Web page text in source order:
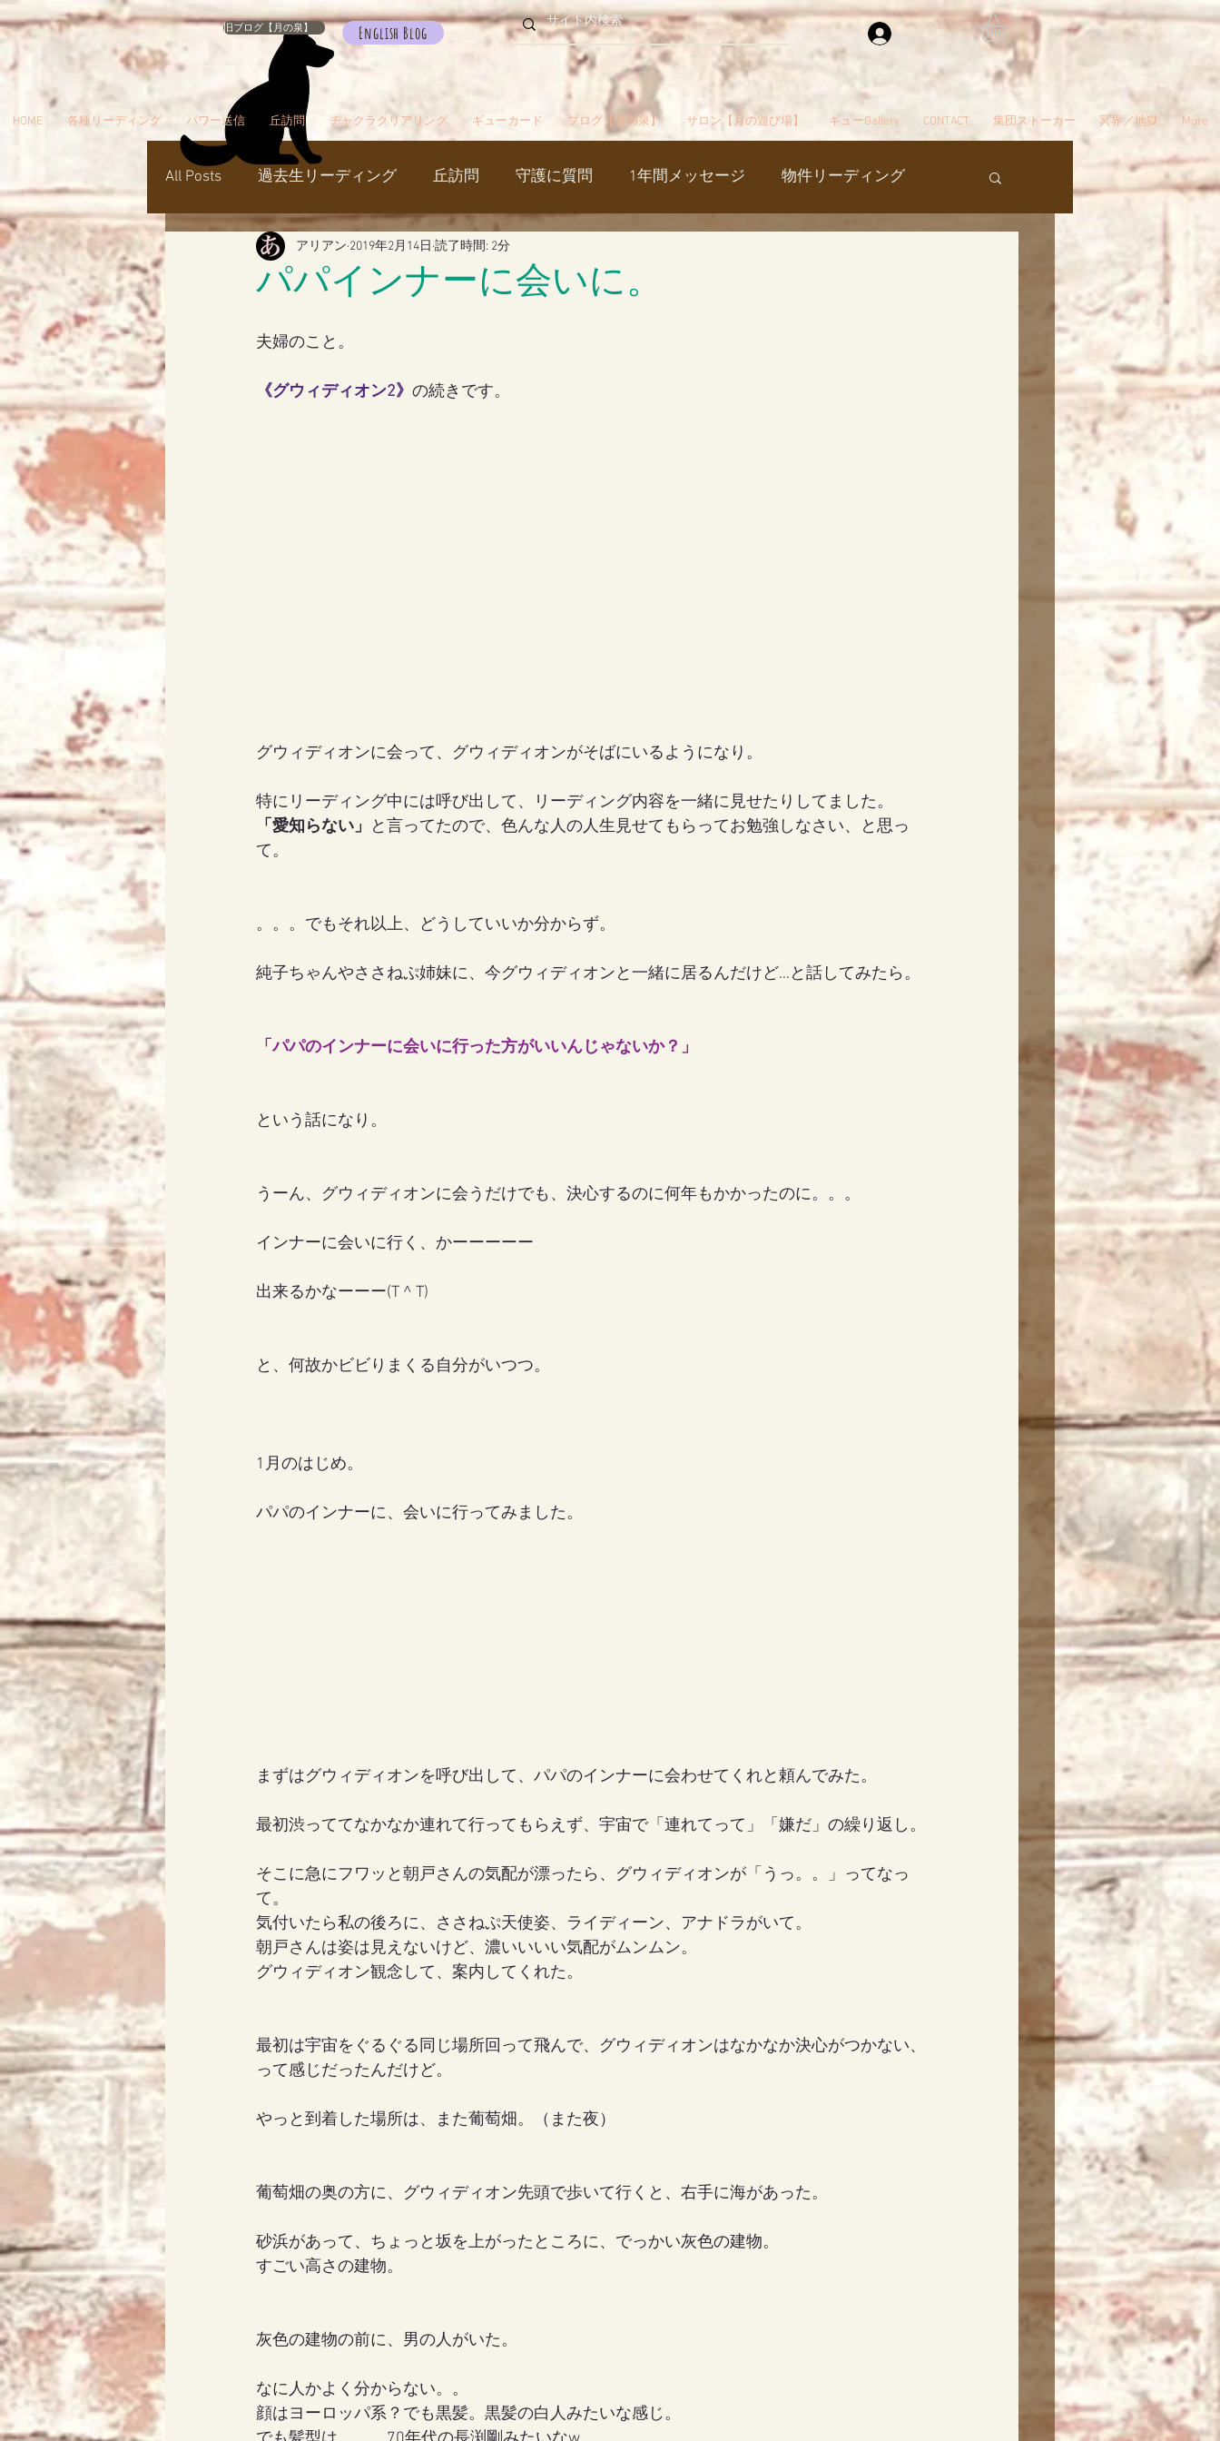
旧ブログ【月の泉】 English Blog ログイン
HOME 各種リーディング パワー送信 丘訪問 チャクラクリアリング ギューカード ブログ【月の泉】 サロン【月の遊び場】 ギューGallery CONTACT 集団ストーカー 冥界／地獄 More
All Posts 過去生リーディング 丘訪問 守護に質問 1年間メッセージ 物件リーディング
パワー送信 冥界 天国 カルマパターン
ダンスミュア 覚醒／毒出し
パパインナーに会いに。
アリアン 2019年2月14日 読了時間: 2分
夫婦のこと。
《グウィディオン2》 の続きです。
グウィディオンに会って、グウィディオンがそばにいるようになり。
特にリーディング中には呼び出して、リーディング内容を一緒に見せたりしてました。
「愛知らない」
と言ってたので、色んな人の人生見せてもらってお勉強しなさい、と思っ
て。
。。。でもそれ以上、どうしていいか分からず。
純子ちゃんやささねぷ姉妹に、今グウィディオンと一緒に居るんだけど…と話してみたら。
「パパのインナーに会いに行った方がいいんじゃないか？」
という話になり。
うーん、グウィディオンに会うだけでも、決心するのに何年もかかったのに。。。
インナーに会いに行く、かーーーーー
出来るかなーーー(T ^ T)
と、何故かビビりまくる自分がいつつ。
1月のはじめ。
パパのインナーに、会いに行ってみました。
まずはグウィディオンを呼び出して、パパのインナーに会わせてくれと頼んでみた。
最初渋っててなかなか連れて行ってもらえず、宇宙で「連れてって」「嫌だ」の繰り返し。
そこに急にフワッと朝戸さんの気配が漂ったら、グウィディオンが「うっ。。」ってなっ
て。
気付いたら私の後ろに、ささねぷ天使姿、ライディーン、アナドラがいて。
朝戸さんは姿は見えないけど、濃いいいい気配がムンムン。
グウィディオン観念して、案内してくれた。
最初は宇宙をぐるぐる同じ場所回って飛んで、グウィディオンはなかなか決心がつかない、
って感じだったんだけど。
やっと到着した場所は、また葡萄畑。（また夜）
葡萄畑の奥の方に、グウィディオン先頭で歩いて行くと、右手に海があった。
砂浜があって、ちょっと坂を上がったところに、でっかい灰色の建物。
すごい高さの建物。
灰色の建物の前に、男の人がいた。
なに人かよく分からない。。
顔はヨーロッパ系？でも黒髪。黒髪の白人みたいな感じ。